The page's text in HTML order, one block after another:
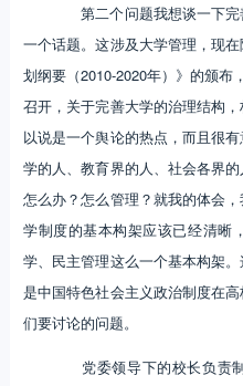
第二个问题我想谈一下完
一个话题。这涉及大学管理，现
划纲要（2010-2020年）》的颁布
召开，关于完善大学的治理结构
以说是一个舆论的热点，而且很
学的人、教育界的人、社会各界
怎么办？怎么管理？就我的体会
学制度的基本构架应该已经清晰
学、民主管理这么一个基本构架
是中国特色社会主义政治制度在
们要讨论的问题。
党委领导下的校长负责制